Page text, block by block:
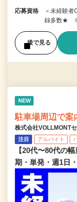
応募資格
＜未経験
録多数★ ※
後で見る
NEW
駐車場周辺で案
株式会社VOLLMONT
注目 アルバイト
【20代〜80代の
期・単発・週1日